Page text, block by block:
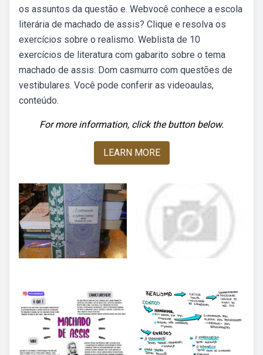
os assuntos da questão e. Webvocê conhece a escola
literária de machado de assis? Clique e resolva os
exercícios sobre o realismo. Weblista de 10
exercícios de literatura com gabarito sobre o tema
machado de assis: Dom casmurro com questões de
vestibulares. Você pode conferir as videoaulas,
conteúdo.
For more information, click the button below.
LEARN MORE